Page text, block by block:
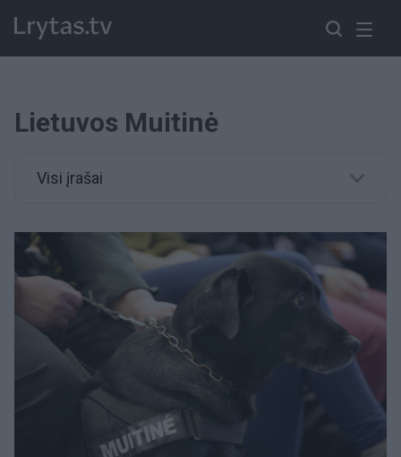
Lietuvos Muitinė
Visi įrašai